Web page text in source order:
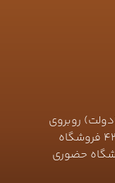
روبروی
خیابان نعمتی (کیکاووس) پلاک ۴۳۰ فروشگاه
حضوری